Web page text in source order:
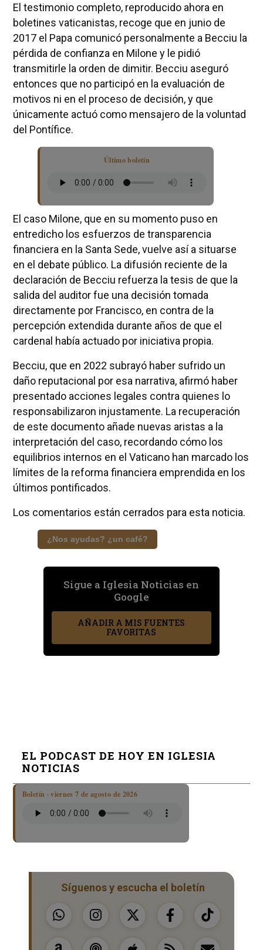
El testimonio completo, reproducido ahora en
boletines vaticanistas, recoge que en junio de
2017 el Papa comunicó personalmente a Becciu la
pérdida de confianza en Milone y le pidió
transmitirle la orden de dimitir. Becciu aseguró
entonces que no participó en la evaluación de
motivos ni en el proceso de decisión, y que
únicamente actuó como mensajero de la voluntad
del Pontífice.
Último boletín
El caso Milone, que en su momento puso en
entredicho los esfuerzos de transparencia
financiera en la Santa Sede, vuelve así a situarse
en el debate público. La difusión reciente de la
declaración de Becciu refuerza la tesis de que la
salida del auditor fue una decisión tomada
directamente por Francisco, en contra de la
percepción extendida durante años de que el
cardenal había actuado por iniciativa propia.
Becciu, que en 2022 subrayó haber sufrido un
daño reputacional por esa narrativa, afirmó haber
presentado acciones legales contra quienes lo
responsabilizaron injustamente. La recuperación
de este documento añade nuevas aristas a la
interpretación del caso, recordando cómo los
equilibrios internos en el Vaticano han marcado los
límites de la reforma financiera emprendida en los
últimos pontificados.
Los comentarios están cerrados para esta noticia.
¿Nos ayudas? ¿un café?
Sigue a Iglesia Noticias en
Google
AÑADIR A MIS FUENTES
FAVORITAS
EL PODCAST DE HOY EN IGLESIA
NOTICIAS
Boletín · viernes 7 de agosto de 2026
Síguenos y escucha el boletín